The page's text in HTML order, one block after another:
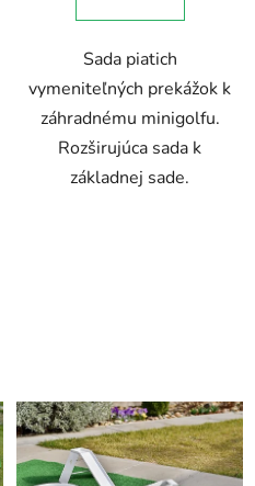
Sada piatich
vymeniteľných prekážok k
záhradnému minigolfu.
Rozširujúca sada k
základnej sade.